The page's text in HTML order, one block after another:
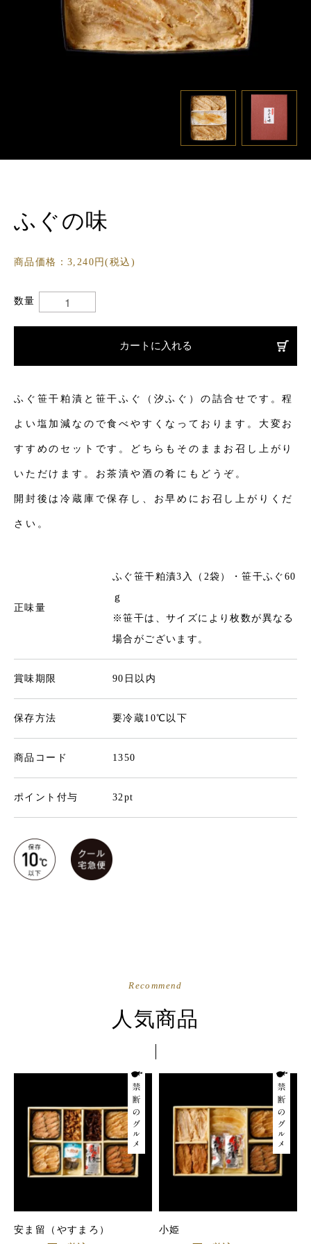
ふぐの味
商品価格：3,240円(税込)
数量
カートに入れる
ふぐ笹干粕漬と笹干ふぐ（汐ふぐ）の詰合せです。程
よい塩加減なので食べやすくなっております。大変お
すすめのセットです。どちらもそのままお召し上がり
いただけます。お茶漬や酒の肴にもどうぞ。
開封後は冷蔵庫で保存し、お早めにお召し上がりくだ
さい。
正味量
ふぐ笹干粕漬3入（2袋）・笹干ふぐ60
ｇ
※笹干は、サイズにより枚数が異なる
場合がございます。
賞味期限 90日以内
保存方法 要冷蔵10℃以下
商品コード 1350
ポイント付与 32pt
Recommend
人気商品
安ま留（やすまろ） 小姫